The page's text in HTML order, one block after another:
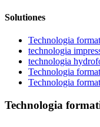
Solutiones
Technologia
technologia
technologia
Technologia
Technologia
Technologia